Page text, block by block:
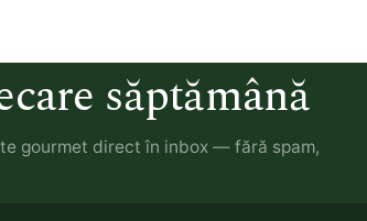
săptămână
gourmet direct în inbox — fără spam,